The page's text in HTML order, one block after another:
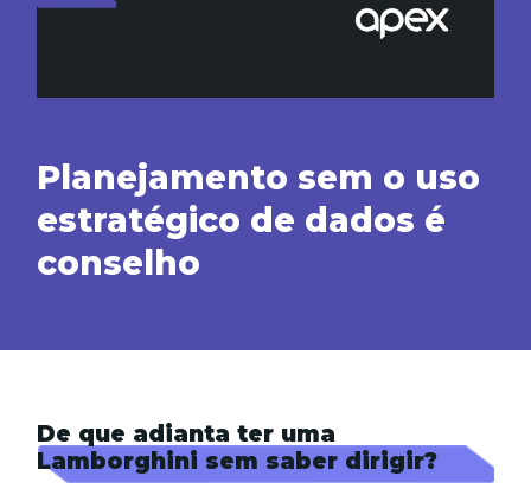
Planejamento sem o uso
estratégico de dados é
conselho
De que adianta ter uma
Lamborghini sem saber dirigir?